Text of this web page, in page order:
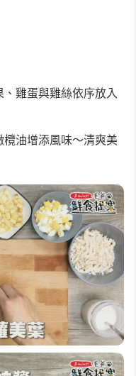
雞蛋與雞絲依序放入
油增添風味～清爽美